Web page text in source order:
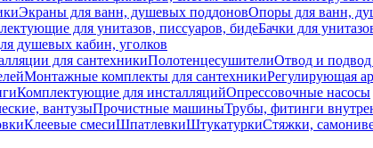
Экраны для ванн, душевых поддоновОпоры для ванн,
для унитазов, писсуаров, бидеБачки для
душевых кабин, уголков
для сантехникиПолотенцесушителиОтвод и
Монтажные комплекты для сантехникиРегулирующая
Комплектующие для инсталляцийОпрессовочные насосы
вантузыПрочистные машиныТрубы, фитинги
Клеевые смесиШпатлевкиШтукатуркиСтяжки,